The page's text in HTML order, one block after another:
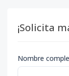
¡Solicita
Nombre